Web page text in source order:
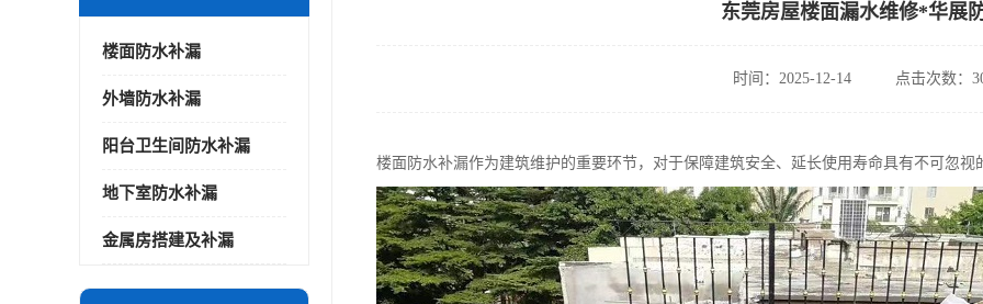
楼面防水补漏
外墙防水补漏
阳台卫生间防水补漏
地下室防水补漏
金属房搭建及补漏
东莞房屋楼面漏水维修*华展
时间：2025-12-14 点击次数：
楼面防水补漏作为建筑维护的重要环节，对于保障建筑安全、延长使用寿命具有不可忽视